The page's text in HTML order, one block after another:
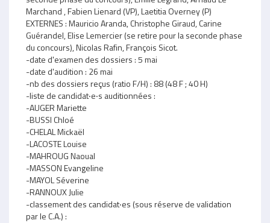
Marchand , Fabien Lienard (VP), Laetitia Overney (P)
EXTERNES : Mauricio Aranda, Christophe Giraud, Carine
Guérandel, Elise Lemercier (se retire pour la seconde phase
du concours), Nicolas Rafin, François Sicot.
-date d'examen des dossiers : 5 mai
-date d'audition : 26 mai
-nb des dossiers reçus (ratio F/H) : 88 (48 F ; 40 H)
-liste de candidat‧e‧s auditionnées :
-AUGER Mariette
-BUSSI Chloé
-CHELAL Mickaël
-LACOSTE Louise
-MAHROUG Naoual
-MASSON Evangeline
-MAYOL Séverine
-RANNOUX Julie
-classement des candidat‧es (sous réserve de validation
par le C.A.) :